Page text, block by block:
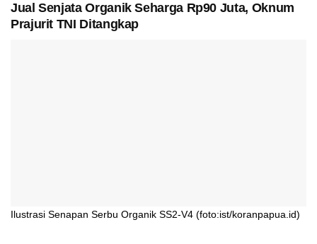
Jual Senjata Organik Seharga Rp90 Juta, Oknum
Prajurit TNI Ditangkap
Ilustrasi Senapan Serbu Organik SS2-V4 (foto:ist/koranpapua.id)